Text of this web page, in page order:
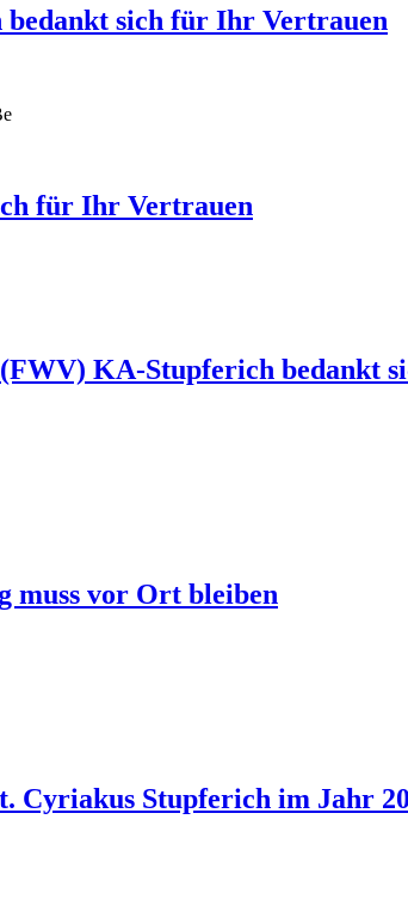
sich für Ihr Vertrauen
für Ihr Vertrauen
KA-Stupferich bedankt
muss vor Ort bleiben
Cyriakus Stupferich im Jahr